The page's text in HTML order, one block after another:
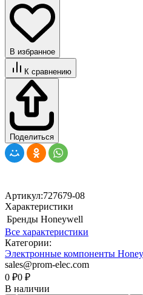
В избранное
К сравнению
Поделиться
Артикул:727679-08
Характеристики
Бренды Honeywell
Все характеристики
Категории:
Электронные компоненты
sales@prom-elec.com
0 ₽0 ₽
В наличии